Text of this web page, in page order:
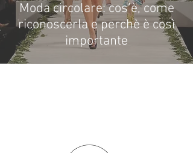
Moda circolare: cos’è, come
riconoscerla e perchè è così
importante